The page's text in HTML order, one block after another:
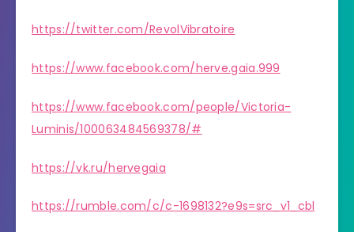
https://twitter.com/RevolVibratoire
https://www.facebook.com/herve.gaia.999
https://www.facebook.com/people/Victoria-
Luminis/100063484569378/#
https://vk.ru/hervegaia
https://rumble.com/c/c-1698132?e9s=src_v1_cbl